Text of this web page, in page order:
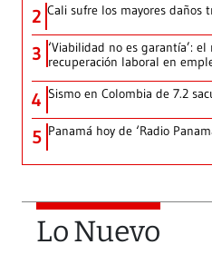
2 Cali sufre los mayores daños
3 ‘Viabilidad no es garantía’:
recuperación laboral en
4 Sismo en Colombia de 7.2
5 Panamá hoy de ‘Radio
Lo Nuevo